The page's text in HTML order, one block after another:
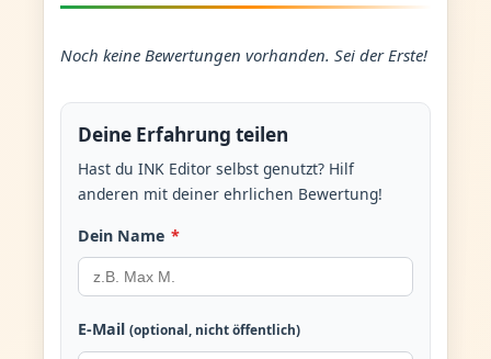
Noch keine Bewertungen vorhanden. Sei der Erste!
Deine Erfahrung teilen
Hast du INK Editor selbst genutzt? Hilf
anderen mit deiner ehrlichen Bewertung!
Dein Name *
E-Mail (optional, nicht öffentlich)